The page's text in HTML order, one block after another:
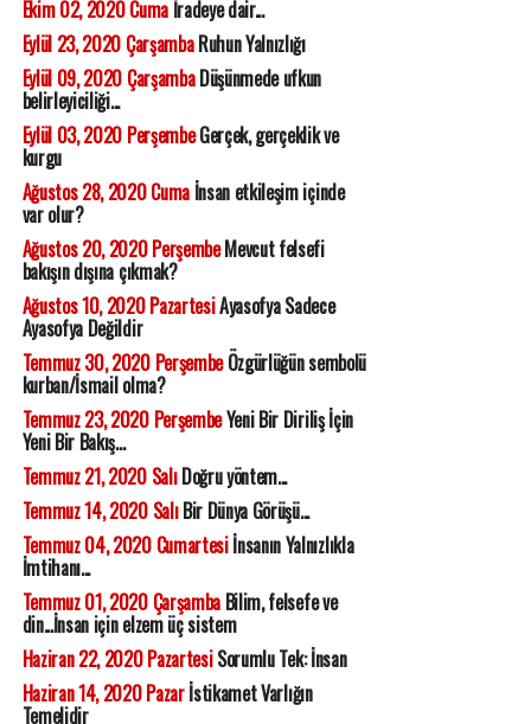
Ekim 02, 2020 Cumaİradeye dair...
Eylül 23, 2020 ÇarşambaRuhun Yalnızlığı
Eylül 09, 2020 ÇarşambaDüşünmede ufkun
belirleyiciliği...
Eylül 03, 2020 PerşembeGerçek, gerçeklik ve
kurgu
Ağustos 28, 2020 Cumaİnsan etkileşim içinde
var olur?
Ağustos 20, 2020 PerşembeMevcut felsefi
bakışın dışına çıkmak?
Ağustos 10, 2020 PazartesiAyasofya Sadece
Ayasofya Değildir
Temmuz 30, 2020 PerşembeÖzgürlüğün sembolü
kurban/İsmail olma?
Temmuz 23, 2020 PerşembeYeni Bir Diriliş İçin
Yeni Bir Bakış...
Temmuz 21, 2020 SalıDoğru yöntem...
Temmuz 14, 2020 SalıBir Dünya Görüşü...
Temmuz 04, 2020 Cumartesiİnsanın Yalnızlıkla
İmtihanı...
Temmuz 01, 2020 ÇarşambaBilim, felsefe ve
din...İnsan için elzem üç sistem
Haziran 22, 2020 PazartesiSorumlu Tek: İnsan
Haziran 14, 2020 Pazarİstikamet Varlığın
Temelidir